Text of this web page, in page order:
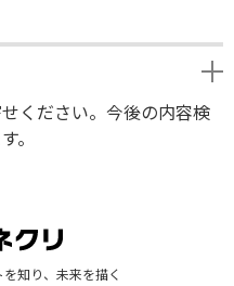
ください。今後の内容検
。
知り、未来を描く